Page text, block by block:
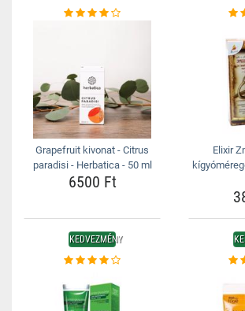
Grapefruit kivonat - Citrus
paradisi - Herbatica - 50 ml
6500 Ft
Elixir
KEDVEZMÉNY